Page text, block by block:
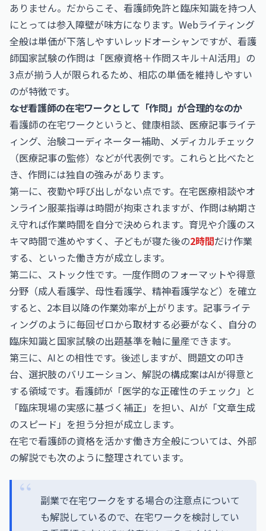
ありません。だからこそ、看護師免許と臨床知識を持つ人
にとっては参入障壁が味方になります。Webライティング
全般は単価が下落しやすいレッドオーシャンですが、看護
師国家試験の作問は「医療資格＋作問スキル＋AI活用」の
3点が揃う人が限られるため、相応の単価を維持しやすい
のが特徴です。
なぜ看護師の在宅ワークとして「作問」が合理的なのか
看護師の在宅ワークというと、健康相談、医療記事ライテ
ィング、治験コーディネーター補助、メディカルチェック
（医療記事の監修）などが代表例です。これらと比べたと
き、作問には独自の強みがあります。
第一に、夜勤や呼び出しがない点です。在宅医療相談やオ
ンライン服薬指導は時間が拘束されますが、作問は納期さ
え守れば作業時間を自分で決められます。育児や介護のス
キマ時間で進めやすく、子どもが寝た後の2時間だけ作業
する、といった働き方が成立します。
第二に、ストック性です。一度作問のフォーマットや得意
分野（成人看護学、母性看護学、精神看護学など）を確立
すると、2本目以降の作業効率が上がります。記事ライテ
ィングのように毎回ゼロから取材する必要がなく、自分の
臨床知識と国家試験の出題基準を軸に量産できます。
第三に、AIとの相性です。後述しますが、問題文の叩き
台、選択肢のバリエーション、解説の構成案はAIが得意と
する領域です。看護師が「医学的な正確性のチェック」と
「臨床現場の実感に基づく補正」を担い、AIが「文章生成
のスピード」を担う分担が成立します。
在宅で看護師の資格を活かす働き方全般については、外部
の解説でも次のように整理されています。
副業で在宅ワークをする場合の注意点について
も解説しているので、在宅ワークを検討してい